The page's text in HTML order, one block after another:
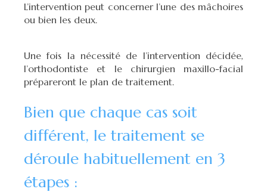
L’intervention peut concerner l’une des mâchoires
ou bien les deux.
Une fois la nécessité de l’intervention décidée,
l’orthodontiste et le chirurgien maxillo-facial
prépareront le plan de traitement.
Bien que chaque cas soit
différent, le traitement se
déroule habituellement en 3
étapes :